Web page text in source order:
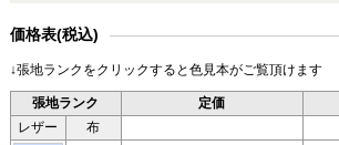
価格表(税込)
↓張地ランクをクリックすると色見本がご覧頂けます
張地ランク 定価
レザー
布